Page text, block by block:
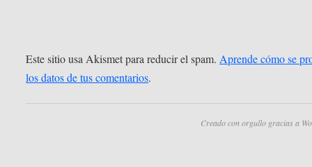
Este sitio usa Akismet para reducir el spam. Aprende cómo se
los datos de tus comentarios.
Creado con orgullo gracias a